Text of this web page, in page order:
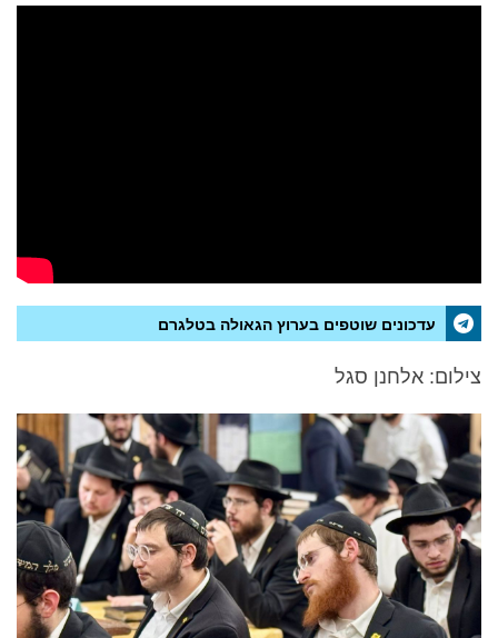
עדכונים שוטפים בערוץ הגאולה בטלגרם
צילום: אלחנן סגל